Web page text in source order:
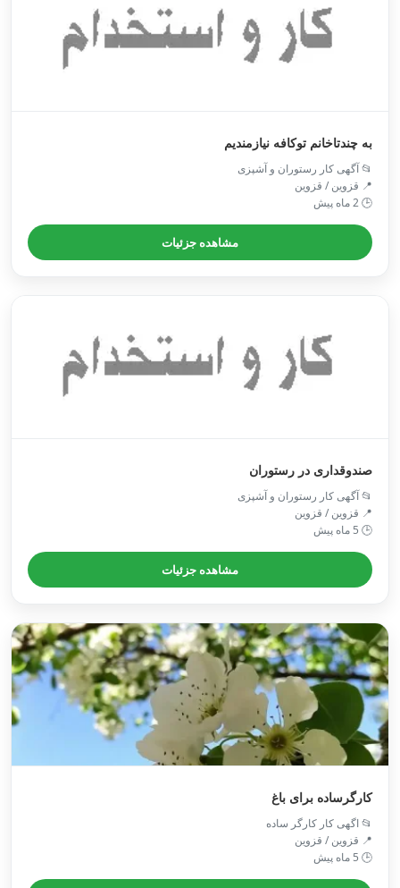
به چندتاخانم توکافه نیازمندیم
📂 آگهی کار رستوران و آشپزی
📍 قزوین / قزوین
🕒 2 ماه پیش
مشاهده جزئیات
صندوقداری در رستوران
📂 آگهی کار رستوران و آشپزی
📍 قزوین / قزوین
🕒 5 ماه پیش
مشاهده جزئیات
کارگرساده برای باغ
📂 اگهی کار کارگر ساده
📍 قزوین / قزوین
🕒 5 ماه پیش